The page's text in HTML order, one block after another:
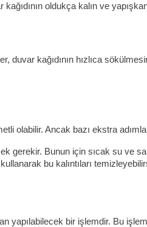
oldukça kalın ve
kağıdının hızlıca
olabilir. Ancak bazı ekstra
gerekir. Bunun için sıcak su ve
bu kalıntıları
yapılabilecek bir işlemdir. Bu